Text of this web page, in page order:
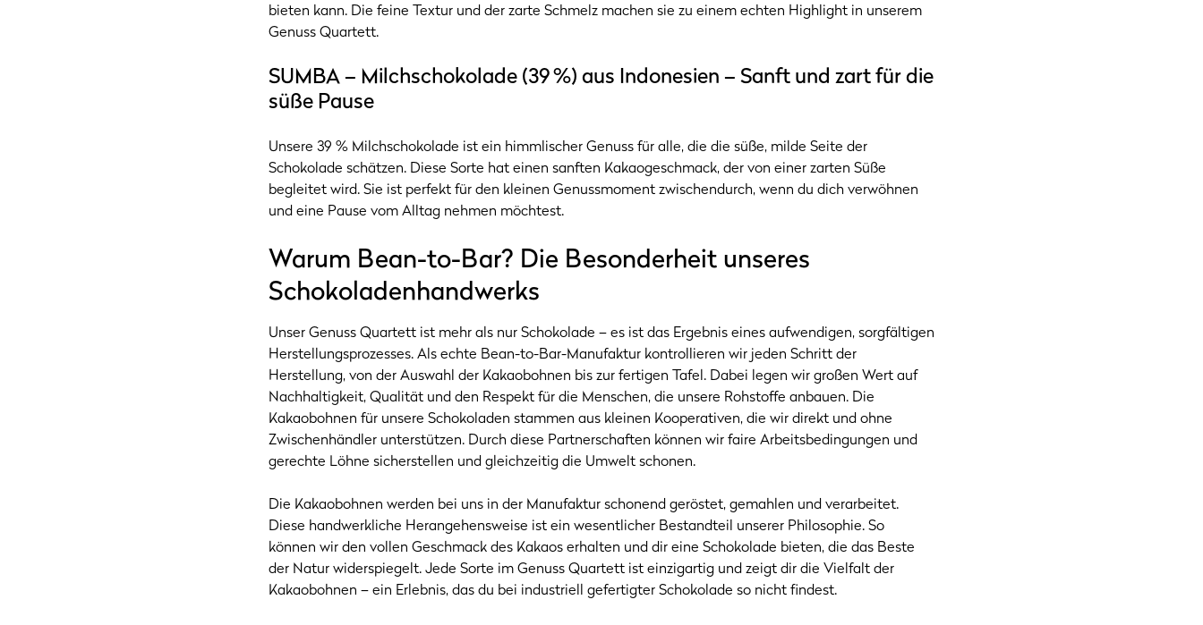
bieten kann. Die feine Textur und der zarte Schmelz machen sie zu einem echten Highlight in unserem
Genuss Quartett.
SUMBA – Milchschokolade (39 %) aus Indonesien – Sanft und zart für die
süße Pause
Unsere 39 % Milchschokolade ist ein himmlischer Genuss für alle, die die süße, milde Seite der
Schokolade schätzen. Diese Sorte hat einen sanften Kakaogeschmack, der von einer zarten Süße
begleitet wird. Sie ist perfekt für den kleinen Genussmoment zwischendurch, wenn du dich verwöhnen
und eine Pause vom Alltag nehmen möchtest.
Warum Bean-to-Bar? Die Besonderheit unseres
Schokoladenhandwerks
Unser Genuss Quartett ist mehr als nur Schokolade – es ist das Ergebnis eines aufwendigen, sorgfältigen
Herstellungsprozesses. Als echte Bean-to-Bar-Manufaktur kontrollieren wir jeden Schritt der
Herstellung, von der Auswahl der Kakaobohnen bis zur fertigen Tafel. Dabei legen wir großen Wert auf
Nachhaltigkeit, Qualität und den Respekt für die Menschen, die unsere Rohstoffe anbauen. Die
Kakaobohnen für unsere Schokoladen stammen aus kleinen Kooperativen, die wir direkt und ohne
Zwischenhändler unterstützen. Durch diese Partnerschaften können wir faire Arbeitsbedingungen und
gerechte Löhne sicherstellen und gleichzeitig die Umwelt schonen.
Die Kakaobohnen werden bei uns in der Manufaktur schonend geröstet, gemahlen und verarbeitet.
Diese handwerkliche Herangehensweise ist ein wesentlicher Bestandteil unserer Philosophie. So
können wir den vollen Geschmack des Kakaos erhalten und dir eine Schokolade bieten, die das Beste
der Natur widerspiegelt. Jede Sorte im Genuss Quartett ist einzigartig und zeigt dir die Vielfalt der
Kakaobohnen – ein Erlebnis, das du bei industriell gefertigter Schokolade so nicht findest.